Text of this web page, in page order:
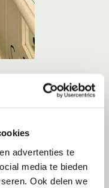
advertenties te
media te bieden
Ook delen we